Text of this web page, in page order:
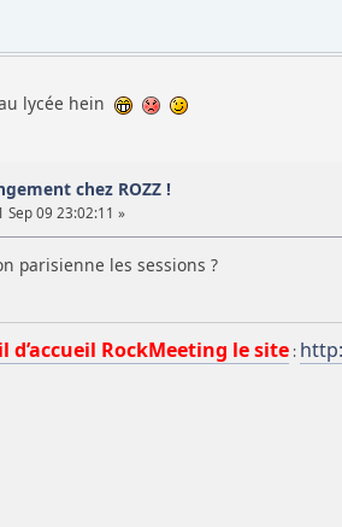
lycée hein
chez ROZZ !
Sep 09 23:02:11 »
parisienne les sessions ?
d’accueil RockMeeting le site: